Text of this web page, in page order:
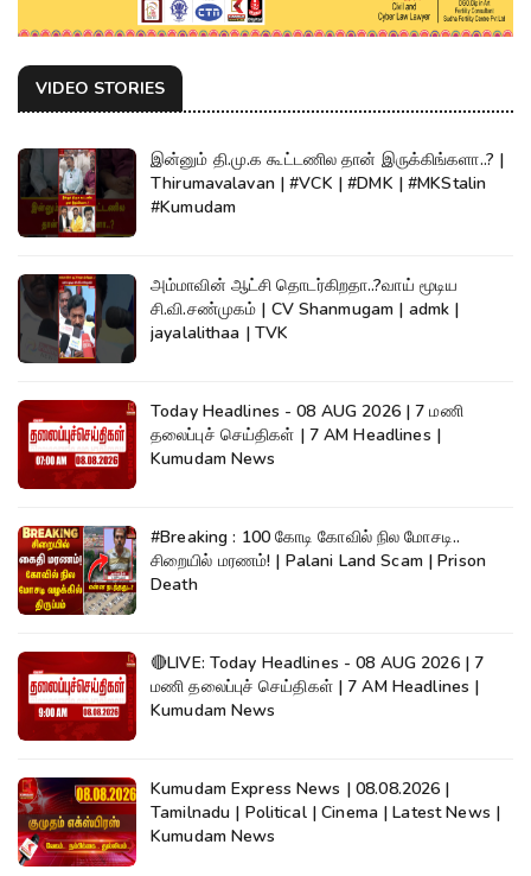
VIDEO STORIES
இன்னும் தி.மு.க கூட்டணில தான் இருக்கிங்களா..? |
Thirumavalavan | #VCK | #DMK | #MKStalin
#Kumudam
அம்மாவின் ஆட்சி தொடர்கிறதா..?வாய் மூடிய
சி.வி.சண்முகம் | CV Shanmugam | admk |
jayalalithaa | TVK
Today Headlines - 08 AUG 2026 | 7 மணி
தலைப்புச் செய்திகள் | 7 AM Headlines |
Kumudam News
#Breaking : 100 கோடி கோவில் நில மோசடி..
சிறையில் மரணம்! | Palani Land Scam | Prison
Death
🔴LIVE: Today Headlines - 08 AUG 2026 | 7
மணி தலைப்புச் செய்திகள் | 7 AM Headlines |
Kumudam News
Kumudam Express News | 08.08.2026 |
Tamilnadu | Political | Cinema | Latest News |
Kumudam News